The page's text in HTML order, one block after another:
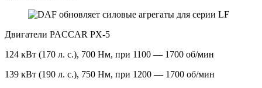
Двигатели PACCAR PX-5
124 кВт (170 л. с.), 700 Нм, при 1100 — 1700 об/мин
139 кВт (190 л. с.), 750 Нм, при 1200 — 1700 об/мин